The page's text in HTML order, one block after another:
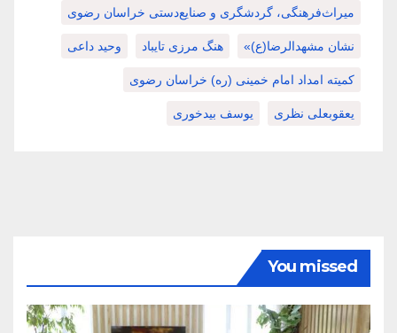
میراث‌فرهنگی، گردشگری و صنایع‌دستی خراسان رضوی
نشان مشهدالرضا(ع)» هنگ مرزی تایباد وحید داعی
کمیته امداد امام خمینی (ره) خراسان رضوی
یعقوبعلی نظری یوسف بیدخوری
You missed